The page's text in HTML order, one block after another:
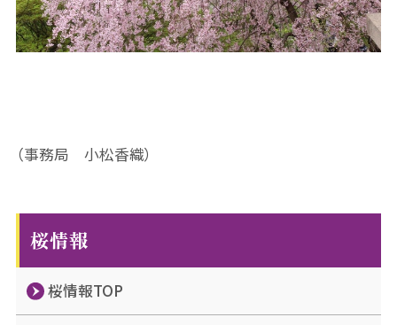
桜情報
桜情報TOP
（事務局 小松香織）